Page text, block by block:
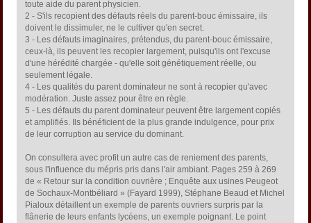
toute aide du parent physicien.
2 - S'ils recopient des défauts réels du parent-bouc émissaire, ils
doivent le dissimuler, ne le cultiver qu'en secret.
3 - Les défauts imaginaires, prétendus, du parent-bouc émissaire,
ceux-là, ils peuvent les recopier largement, puisqu'ils ont l'excuse
d'une hérédité chargée - qu'elle soit génétiquement réelle, ou
seulement légale.
4 - Les qualités du parent dominateur ne sont à recopier qu'avec
modération. Juste assez pour être en règle.
5 - Les défauts du parent dominateur peuvent être largement copiés
et amplifiés. Ils bénéficient de la plus grande indulgence, pour prix
de leur corruption au service du dominant.
On consultera avec profit un autre cas de reniement des parents,
sous l'influence du mépris pris dans l'air ambiant. Pages 259 à 269
de « Retour sur la condition ouvrière ; Enquête aux usines Peugeot
de Sochaux-Montbéliard » (Fayard 1999), Stéphane Beaud et Michel
Pialoux détaillent un exemple de parents ouvriers surpris par la
flânerie de leurs enfants lycéens, un exemple poignant. Le point